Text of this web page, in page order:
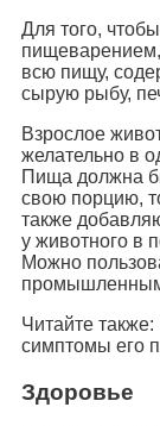
Для того,
пищеварением,
всю пищу,
сырую рыбу,
Взрослое
желательно в
Пища должна
свою порцию,
также
у животного в
Можно
Читайте
симптомы его
Здоровье